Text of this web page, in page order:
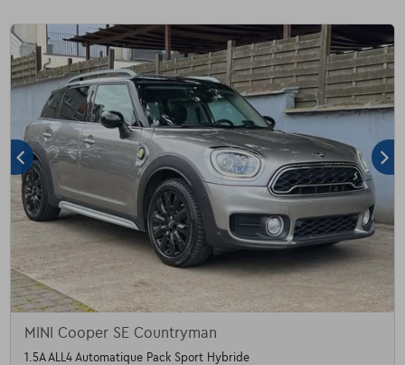
MINI Cooper SE Countryman
1.5A ALL4 Automatique Pack Sport Hybride